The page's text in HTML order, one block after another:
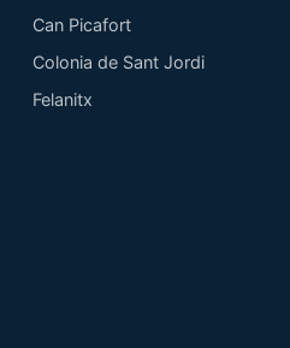
Can Picafort
Colonia de Sant Jordi
Felanitx